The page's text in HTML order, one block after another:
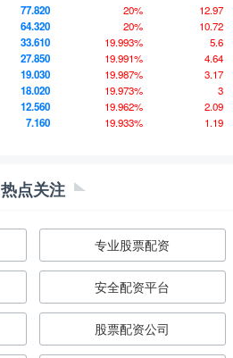
77.820 20%
12.97
64.320 20%
10.72
33.610 19.993%
5.6
27.850 19.991%
4.64
19.030 19.987%
3.17
18.020 19.973%
3
12.560 19.962%
2.09
7.160 19.933% 1.19
热点关注
专业股票配资
安全配资平台
股票配资公司